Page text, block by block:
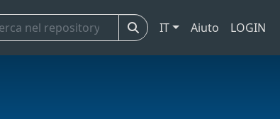
IT Aiuto LOGIN